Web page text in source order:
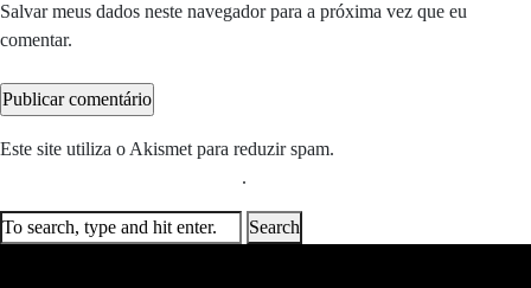
Salvar meus dados neste navegador para a próxima vez que eu
comentar.
Este site utiliza o Akismet para reduzir spam.
.
Search